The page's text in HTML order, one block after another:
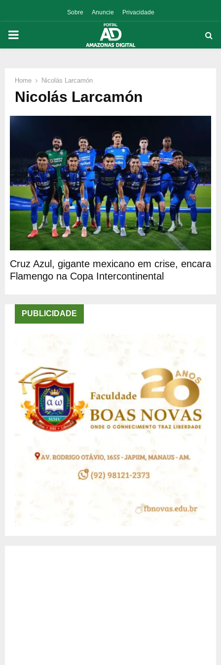
Sobre Anuncie Privacidade
PRIMARY
Home Nicolás Larcamón
Nicolás Larcamón
Cruz Azul, gigante mexicano em crise, encara
Flamengo na Copa Intercontinental
PUBLICIDADE